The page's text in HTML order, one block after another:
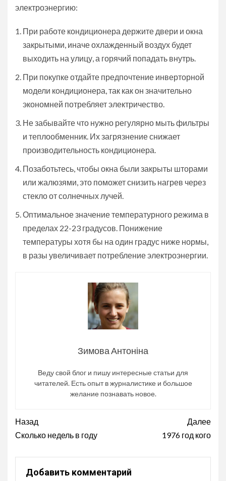
электроэнергию:
При работе кондиционера держите двери и окна
закрытыми, иначе охлажденный воздух будет
выходить на улицу, а горячий попадать внутрь.
При покупке отдайте предпочтение инверторной
модели кондиционера, так как он значительно
экономней потребляет электричество.
Не забывайте что нужно регулярно мыть фильтры
и теплообменник. Их загрязнение снижает
производительность кондиционера.
Позаботьтесь, чтобы окна были закрыты шторами
или жалюзями, это поможет снизить нагрев через
стекло от солнечных лучей.
Оптимальное значение температурного режима в
пределах 22-23 градусов. Понижение
температуры хотя бы на один градус ниже нормы,
в разы увеличивает потребление электроэнергии.
Зимова Антоніна
Веду свой блог и пишу интересные статьи для
читателей. Есть опыт в журналистике и большое
желание познавать новое.
Продолжить
чтение
Назад
Сколько недель в году
Далее
1976 год кого
Добавить комментарий